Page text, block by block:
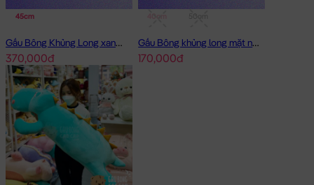
45cm
Gấu Bông Khủng Long xanh lông Smooth Bobova
370,000đ
Gấu Bông khủng long mặt ngố lông mịn Smooth
170,000đ